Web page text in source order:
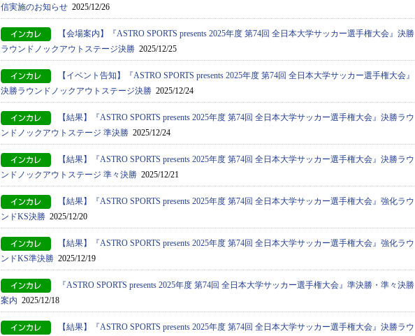
信実施のお知らせ 2025/12/26
【会場案内】『ASTRO SPORTS presents 2025年度 第74回 全日本大学サッカー選手権大会』決勝
ラウンドノックアウトステージ決勝 2025/12/25
【イベント告知】『ASTRO SPORTS presents 2025年度 第74回 全日本大学サッカー選手権大会』
決勝ラウンドノックアウトステージ決勝 2025/12/24
【結果】『ASTRO SPORTS presents 2025年度 第74回 全日本大学サッカー選手権大会』決勝ラウ
ンドノックアウトステージ 準決勝 2025/12/24
【結果】『ASTRO SPORTS presents 2025年度 第74回 全日本大学サッカー選手権大会』決勝ラウ
ンドノックアウトステージ 準々決勝 2025/12/21
【結果】『ASTRO SPORTS presents 2025年度 第74回 全日本大学サッカー選手権大会』強化ラウ
ンドKS決勝 2025/12/20
【結果】『ASTRO SPORTS presents 2025年度 第74回 全日本大学サッカー選手権大会』強化ラウ
ンドKS準決勝 2025/12/19
『ASTRO SPORTS presents 2025年度 第74回 全日本大学サッカー選手権大会』準決勝・準々決勝
案内 2025/12/18
【結果】『ASTRO SPORTS presents 2025年度 第74回 全日本大学サッカー選手権大会』決勝ラウ